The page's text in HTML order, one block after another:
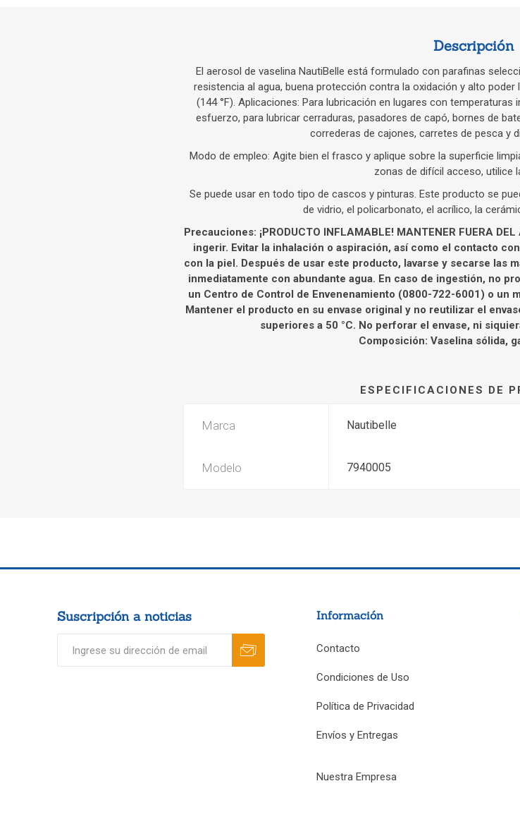
Descripción
El aerosol de vaselina NautiBelle está formulado con parafinas
resistencia al agua, buena protección contra la oxidación y alto
(144 °F). Aplicaciones: Para lubricación en lugares con temperaturas
esfuerzo, para lubricar cerraduras, pasadores de capó, bornes de
correderas de cajones, carretes de pesca y
Modo de empleo: Agite bien el frasco y aplique sobre la superficie
zonas de difícil acceso, utilice
Se puede usar en todo tipo de cascos y pinturas. Este producto se
de vidrio, el policarbonato, el acrílico, la
Precauciones: ¡PRODUCTO INFLAMABLE! MANTENER FUERA
ingerir. Evitar la inhalación o aspiración, así como el contacto
con la piel. Después de usar este producto, lavarse y secarse las
inmediatamente con abundante agua. En caso de ingestión, no
un Centro de Control de Envenenamiento (0800-722-6001) o un
Mantener el producto en su envase original y no reutilizar el
superiores a 50 °C. No perforar el envase, ni
Composición: Vaselina sólida,
ESPECIFICACIONES DE
Marca Nautibelle
Modelo 7940005
Suscripción a noticias Información
Contacto
Condiciones de Uso
Política de Privacidad
Envíos y Entregas
Nuestra Empresa